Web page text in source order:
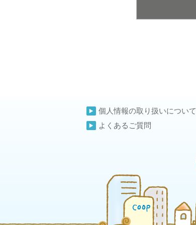
個人情報の取り扱いについて
よくあるご質問